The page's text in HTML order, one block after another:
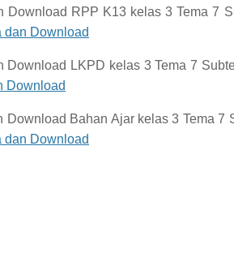
Download RPP K13 kelas 3 Tema 7
dan Download
Download LKPD kelas 3 Tema 7
Download
Download Bahan Ajar kelas 3 Tema
dan Download